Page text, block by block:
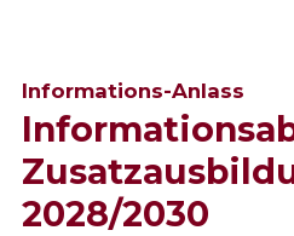
Informations-Anlass
2028/2030